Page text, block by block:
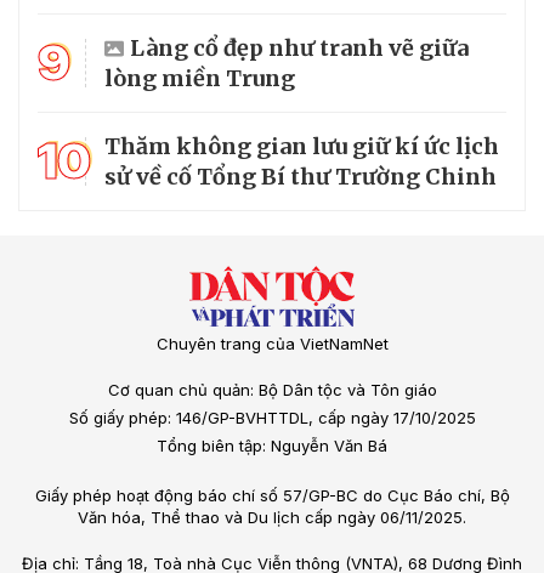
9
Làng cổ đẹp như tranh vẽ giữa
lòng miền Trung
10 Thăm không gian lưu giữ kí ức lịch
sử về cố Tổng Bí thư Trường Chinh
Chuyên trang của VietNamNet
Cơ quan chủ quản: Bộ Dân tộc và Tôn giáo
Số giấy phép: 146/GP-BVHTTDL, cấp ngày 17/10/2025
Tổng biên tập: Nguyễn Văn Bá
Giấy phép hoạt động báo chí số 57/GP-BC do Cục Báo chí, Bộ
Văn hóa, Thể thao và Du lịch cấp ngày 06/11/2025.
Địa chỉ: Tầng 18, Toà nhà Cục Viễn thông (VNTA), 68 Dương Đình